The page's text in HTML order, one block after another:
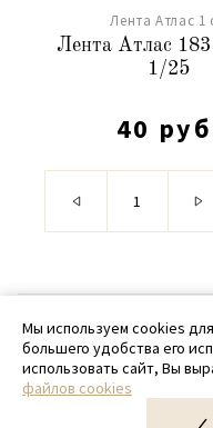
Лента Атлас 1
Лента Атлас
1/25
40
©
+ 7
Мы используем cookies
большего удобства его
использовать сайт, Вы
файлов cookies